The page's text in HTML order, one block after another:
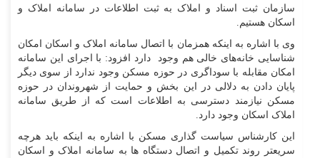
سازمان ثبت اسناد و املاک به ثبت اطلاعات در سامانه املاک و
اسکان هستیم.
وی با اشاره به اینکه همزمان با اتصال سامانه املاک و اسکان امکان
شناسایی خانه‌های خالی هم وجود دارد افزود: با اجرای این سامانه
امکان مقابله با سوداگری در حوزه مسکن وجود ندارد از سوی دیگر
پایان دادن به دلالی در این بخش و حمایت از شهروندان در حوزه
مسکن نیازمند دسترسی به اطلاعات است که از طریق سامانه
املاک اسکان وجود دارد.
این کارشناس سیاست گذاری مسکن با اشاره به اینکه باید هرچه
سریعتر روند تکمیل و اتصال دستگاه ها به سامانه املاک و اسکان